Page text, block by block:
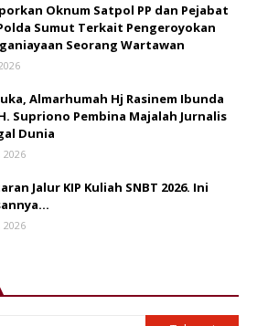
Oknum Satpol PP dan Pejabat
Sumut Terkait Pengeroyokan
Seorang Wartawan
Almarhumah Hj Rasinem Ibunda
Supriono Pembina Majalah Jurnalis
Dunia
2026
Jalur KIP Kuliah SNBT 2026. Ini
2026